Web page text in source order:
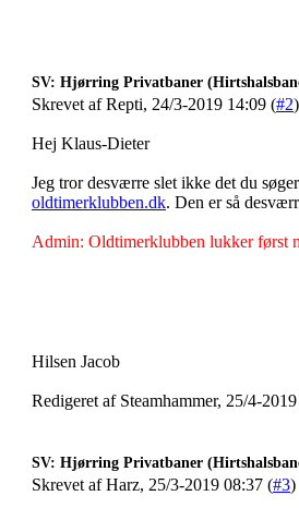
SV: Hjørring Privatbaner
Skrevet af Repti, 24/3-2019 14:09 (#2)
Hej Klaus-Dieter
Jeg tror desværre slet ikke det du
oldtimerklubben.dk. Den er så
Admin: Oldtimerklubben lukker først
Hilsen Jacob
Redigeret af Steamhammer, 25/4-
SV: Hjørring Privatbaner
Skrevet af Harz, 25/3-2019 08:37 (#3)